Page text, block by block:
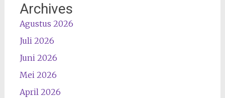
Archives
Agustus 2026
Juli 2026
Juni 2026
Mei 2026
April 2026